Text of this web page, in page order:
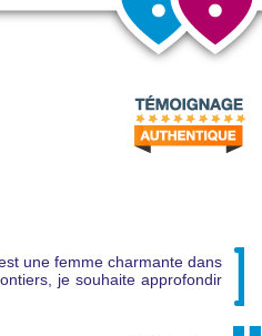
une femme charmante dans
je souhaite approfondir